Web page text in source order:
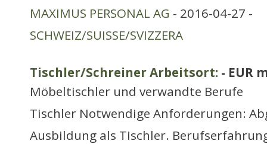
MAXIMUS PERSONAL AG - 2016-04-27 -
SCHWEIZ/SUISSE/SVIZZERA
Tischler/Schreiner Arbeitsort: - EUR
Möbeltischler und verwandte Berufe
Tischler Notwendige Anforderungen:
Ausbildung als Tischler.